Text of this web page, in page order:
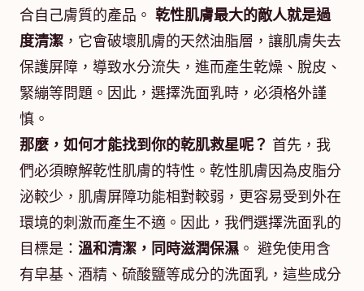
合自己膚質的產品。 乾性肌膚最大的敵人就是過
度清潔 ，它會破壞肌膚的天然油脂層，讓肌膚失去
保護屏障，導致水分流失，進而產生乾燥、脫皮、
緊繃等問題。因此，選擇洗面乳時，必須格外謹
慎。
那麼，如何才能找到你的乾肌救星呢？ 首先，我
們必須瞭解乾性肌膚的特性。乾性肌膚因為皮脂分
泌較少，肌膚屏障功能相對較弱，更容易受到外在
環境的刺激而產生不適。因此，我們選擇洗面乳的
目標是： 溫和清潔，同時滋潤保濕 。 避免使用含
有皁基、酒精、硫酸鹽等成分的洗面乳，這些成分